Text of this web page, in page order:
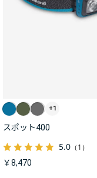
+1
スポット400
5.0 （1）
￥8,470